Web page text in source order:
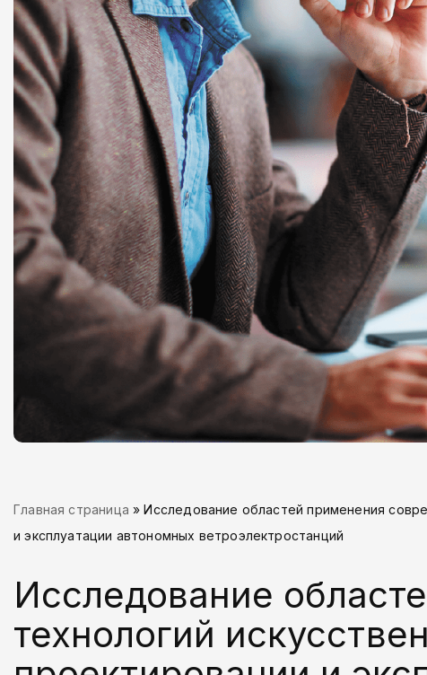
Главная страница »Исследование областей применения
и эксплуатации автономных ветроэлектростанций
Исследование
технологий